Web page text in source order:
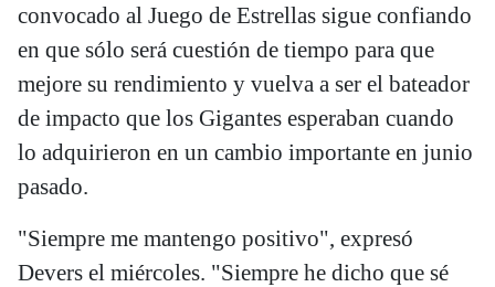
convocado al Juego de Estrellas sigue confiando
en que sólo será cuestión de tiempo para que
mejore su rendimiento y vuelva a ser el bateador
de impacto que los Gigantes esperaban cuando
lo adquirieron en un cambio importante en junio
pasado.
"Siempre me mantengo positivo", expresó
Devers el miércoles. "Siempre he dicho que sé